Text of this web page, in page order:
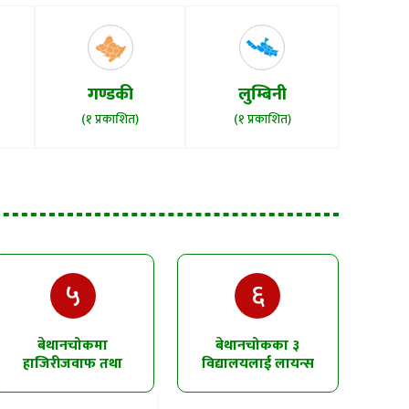
गण्डकी
(१ प्रकाशित)
लुम्बिनी
(१ प्रकाशित)
५
बेथानचोकमा
हाजिरीजवाफ तथा
६
बेथानचोकका ३
विद्यालयलाई लायन्स